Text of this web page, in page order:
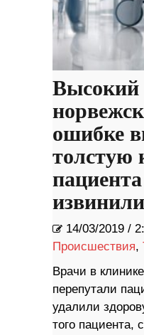
Высокий
ошибке
толстую
14/03/2019 /
Происшествия,
Врачи в
перепутали
удалили
того пациента,